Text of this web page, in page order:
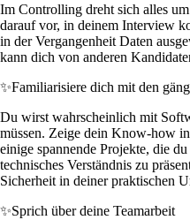
Im Controlling dreht sich alles
darauf vor, in deinem Interview
in der Vergangenheit Daten
kann dich von anderen
✨Familiarisiere dich mit den
Du wirst wahrscheinlich mit
müssen. Zeige dein Know-how
einige spannende Projekte, die
technisches Verständnis zu
Sicherheit in deiner praktischen
✨Sprich über deine Teamarbeit